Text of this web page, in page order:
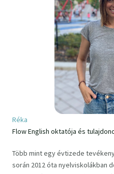
Réka
Flow English oktatója és
Több mint egy évtizede
során 2012 óta nyelviskolákban